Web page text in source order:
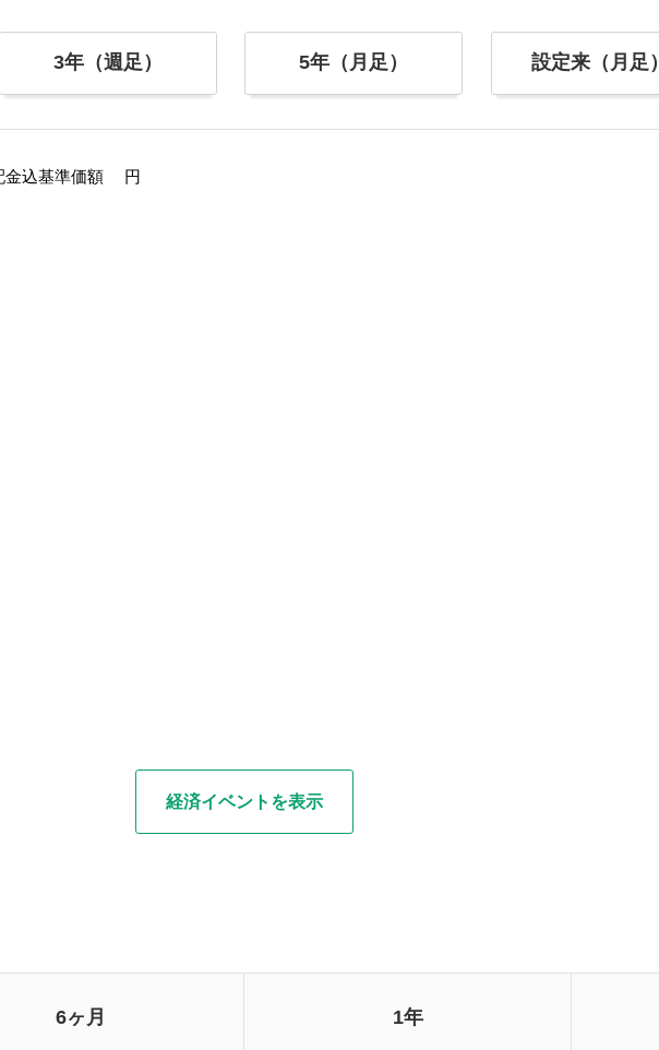
3年（週足） 5年（月足） 設定来（月足）
金込基準価額 円
経済イベントを表示
6ヶ月 1年